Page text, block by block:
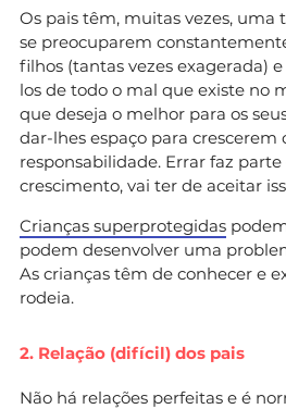
Os pais têm, muitas vezes,
se preocuparem
filhos (tantas vezes exagerada)
los de todo o mal que existe no
que deseja o melhor para os
dar-lhes espaço para crescerem
responsabilidade. Errar faz parte
crescimento, vai ter de aceitar
Crianças superprotegidas
podem desenvolver uma
As crianças têm de conhecer e
rodeia.
2. Relação (difícil) dos pais
Não há relações perfeitas e é